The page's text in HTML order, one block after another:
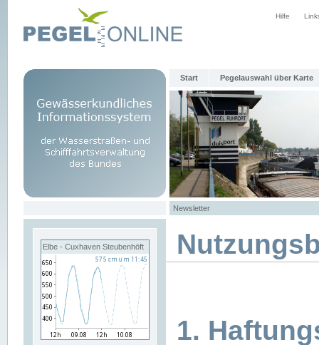
Hilfe
Start Pegelauswahl über Karte
Newsletter
Elbe - Cuxhaven Steubenhöft
1.